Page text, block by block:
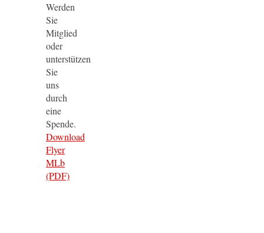
Werden
Sie
Mitglied
oder
unterstützen
Sie
uns
durch
eine
Spende.
Download
Flyer
MLb
(PDF)